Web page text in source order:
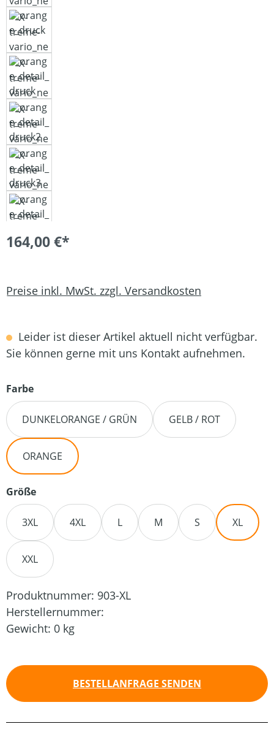
164,00 €*
Preise inkl. MwSt. zzgl. Versandkosten
Leider ist dieser Artikel aktuell nicht verfügbar.
Sie können gerne mit uns Kontakt aufnehmen.
Farbeauswählen
DUNKELORANGE / GRÜN GELB / ROT
ORANGE
Größeauswählen
3XL 4XL L M S XL
XXL
Produktnummer: 903-XL
Herstellernummer:
Gewicht: 0 kg
BESTELLANFRAGE SENDEN